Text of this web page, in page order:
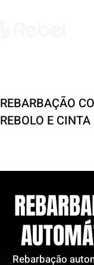
REBARBAÇÃO
REBOLO E
Rebarbação